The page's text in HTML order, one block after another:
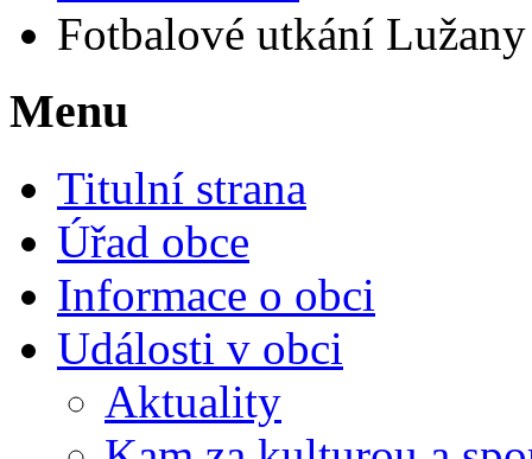
Fotbalové utkání
Menu
Titulní strana
Úřad obce
Informace o obci
Události v obci
Aktuality